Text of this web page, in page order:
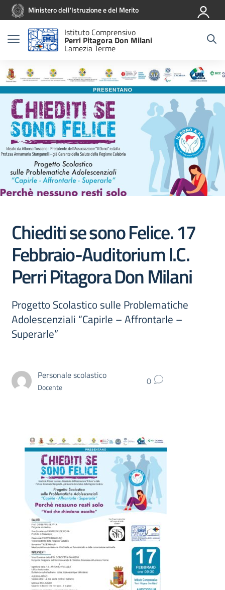
Vai ai contenuti
Vai al menu di navigazione
Vai al footerMinistero dell'Istruzione e del Merito
Istituto Comprensivo
Perri Pitagora Don Milani
Lamezia Terme
Chiediti se sono Felice. 17
Febbraio-Auditorium I.C.
Perri Pitagora Don Milani
Progetto Scolastico sulle Problematiche
Adolescenziali “Capirle – Affrontarle –
Superarle”
Personale scolastico
Docente 0